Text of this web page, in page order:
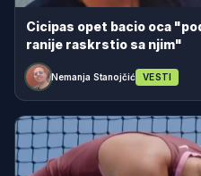
Cicipas opet bacio oca
ranije raskrstio sa njim"
Nemanja Stanojčić VESTI